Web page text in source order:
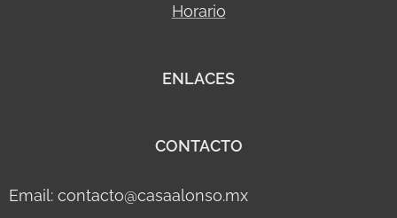
Horario
ENLACES
CONTACTO
Email: contacto@casaalonso.mx